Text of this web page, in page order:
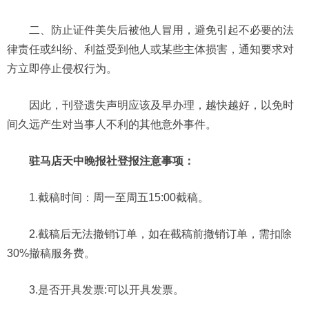
二、防止证件美失后被他人冒用，避免引起不必要的法
律责任或纠纷、利益受到他人或某些主体损害，通知要求对
方立即停止侵权行为。
因此，刊登遗失声明应该及早办理，越快越好，以免时
间久远产生对当事人不利的其他意外事件。
驻马店天中晚报社登报注意事项：
1.截稿时间：周一至周五15:00截稿。
2.截稿后无法撤销订单，如在截稿前撤销订单，需扣除
30%撤稿服务费。
3.是否开具发票:可以开具发票。